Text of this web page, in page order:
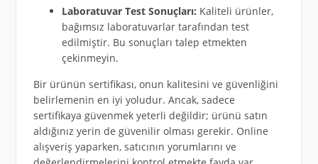
Laboratuvar Test Sonuçları: Kaliteli ürünler,
bağımsız laboratuvarlar tarafından test
edilmiştir. Bu sonuçları talep etmekten
çekinmeyin.
Bir ürünün sertifikası, onun kalitesini ve güvenliğini
belirlemenin en iyi yoludur. Ancak, sadece
sertifikaya güvenmek yeterli değildir; ürünü satın
aldığınız yerin de güvenilir olması gerekir. Online
alışveriş yaparken, satıcının yorumlarını ve